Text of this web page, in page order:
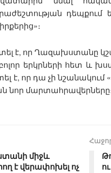
է, որ Ղազախստանը
երկրների հետ և
է, որ դա չի նշանակում
միջև
է վերափոխել ոչ